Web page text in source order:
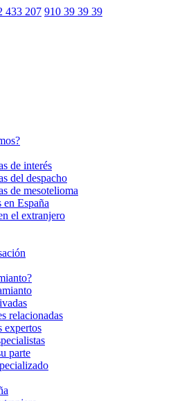
433 207 910 39 39 39
de interés
del despacho
de mesotelioma
en España
el extranjero
relacionadas
expertos
parte